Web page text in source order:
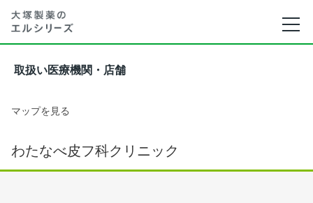
取扱い医療機関・店舗
マップを見る
わたなべ皮フ科クリニック